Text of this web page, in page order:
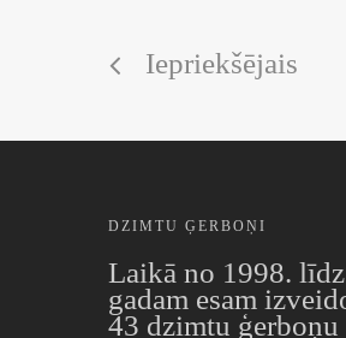
Iepriekšējais
DZIMTU ĢERBOŅI
Laikā no 1998.
gadam esam
43 dzimtu ģerboņu